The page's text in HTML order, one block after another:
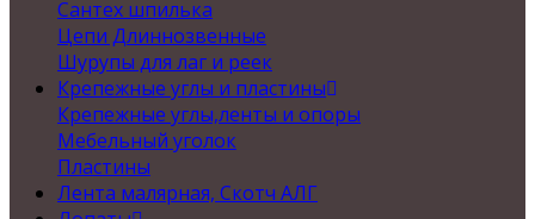
Сантех шпилька
Цепи Длиннозвенные
Шурупы для лаг и реек
Крепежные углы и пластины
Крепежные углы,ленты и опоры
Мебельный уголок
Пластины
Лента малярная, Скотч АЛГ